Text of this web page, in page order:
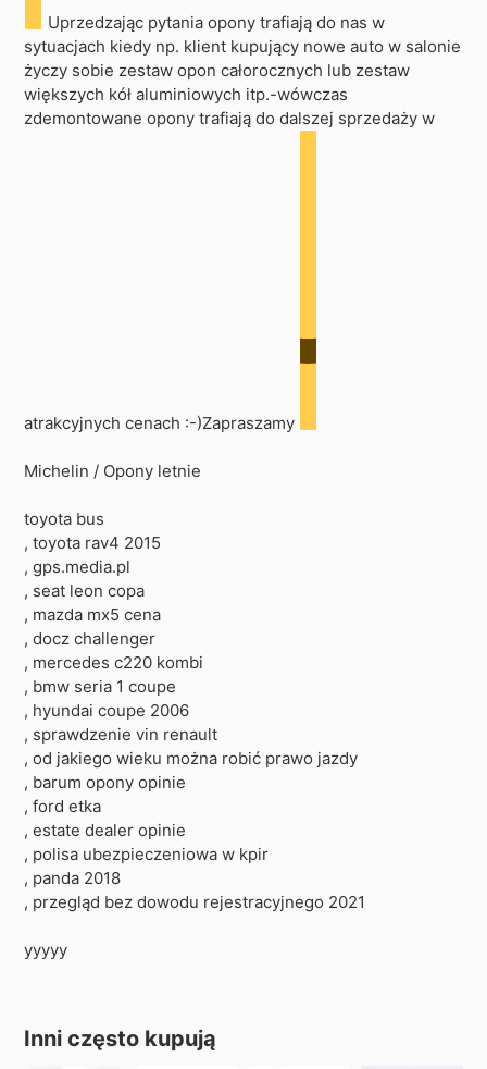
Uprzedzając pytania opony trafiają do nas w
sytuacjach kiedy np. klient kupujący nowe auto w salonie
życzy sobie zestaw opon całorocznych lub zestaw
większych kół aluminiowych itp.-wówczas
zdemontowane opony trafiają do dalszej sprzedaży w
atrakcyjnych cenach :-)Zapraszamy
Michelin / Opony letnie
toyota bus
, toyota rav4 2015
, gps.media.pl
, seat leon copa
, mazda mx5 cena
, docz challenger
, mercedes c220 kombi
, bmw seria 1 coupe
, hyundai coupe 2006
, sprawdzenie vin renault
, od jakiego wieku można robić prawo jazdy
, barum opony opinie
, ford etka
, estate dealer opinie
, polisa ubezpieczeniowa w kpir
, panda 2018
, przegląd bez dowodu rejestracyjnego 2021
yyyyy
Inni często kupują